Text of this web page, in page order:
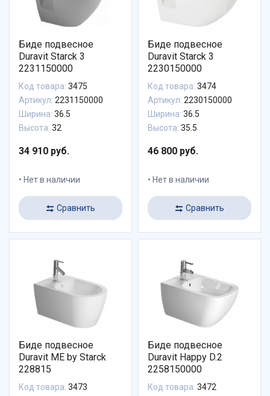
Биде подвесное
Duravit Starck 3
2231150000
Код товара: 3475
Артикул: 2231150000
Ширина: 36.5
Высота: 32
34 910 руб.
Нет в наличии
Сравнить
Биде подвесное
Duravit Starck 3
2230150000
Код товара: 3474
Артикул: 2230150000
Ширина: 36.5
Высота: 35.5
46 800 руб.
Нет в наличии
Сравнить
Биде подвесное
Duravit ME by Starck
228815
Код товара: 3473
Биде подвесное
Duravit Happy D.2
2258150000
Код товара: 3472